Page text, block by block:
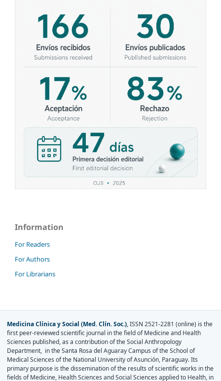
Information
For Readers
For Authors
For Librarians
Medicina Clínica y Social (Med. Clín. Soc.), ISSN 2521-2281 (online) is the
first peer-reviewed scientific journal in the field of Medicine and Health
Sciences published, as a contribution of the Social Anthropology
Department, in the Santa Rosa del Aguaray Campus of the School of
Medical Sciences of the National University of Asunción, Paraguay. Its
primary purpose is the dissemination of the results of scientific works in the
fields of Medicine, Health Sciences and Social Sciences applied to Health, in